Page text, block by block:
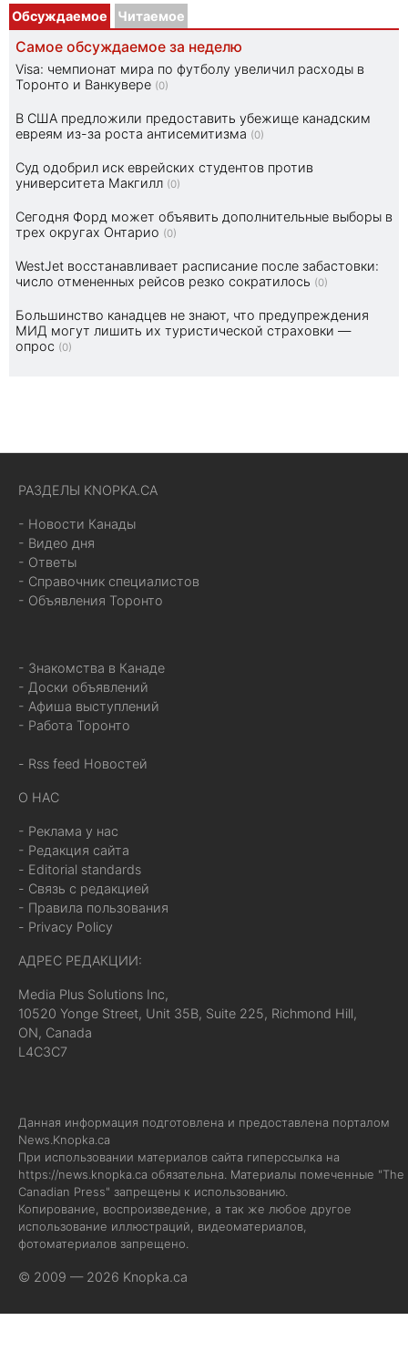
Обсуждаемое Читаемое
Самое обсуждаемое за неделю
Visa: чемпионат мира по футболу увеличил расходы в
Торонто и Ванкувере (0)
В США предложили предоставить убежище канадским
евреям из-за роста антисемитизма (0)
Суд одобрил иск еврейских студентов против
университета Макгилл (0)
Сегодня Форд может объявить дополнительные выборы в
трех округах Онтарио (0)
WestJet восстанавливает расписание после забастовки:
число отмененных рейсов резко сократилось (0)
Большинство канадцев не знают, что предупреждения
МИД могут лишить их туристической страховки —
опрос (0)
РАЗДЕЛЫ KNOPKA.CA
- Новости Канады
- Видео дня
- Ответы
- Справочник специалистов
- Объявления Торонто
- Знакомства в Канаде
- Доски объявлений
- Афиша выступлений
- Работа Торонто
- Rss feed Новостей
О НАС
- Реклама у нас
- Редакция сайта
- Editorial standards
- Связь с редакцией
- Правила пользования
- Privacy Policy
АДРЕС РЕДАКЦИИ:
Media Plus Solutions Inc,
10520 Yonge Street, Unit 35B, Suite 225, Richmond Hill,
ON, Canada
L4C3C7
Данная информация подготовлена и предоставлена порталом
News.Knopka.ca
При использовании материалов сайта гиперссылка на
https://news.knopka.ca обязательна. Материалы помеченные "The
Canadian Press" запрещены к использованию.
Копирование, воспроизведение, а так же любое другое
использование иллюстраций, видеоматериалов,
фотоматериалов запрещено.
© 2009 — 2026 Knopka.ca